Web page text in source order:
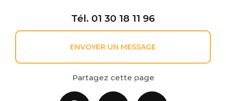
Tél. 01 30 18 11 96
ENVOYER UN MESSAGE
Partagez cette page
Facebook